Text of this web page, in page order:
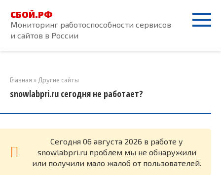
контенту
СБОЙ.РФ
Мониторинг работоспособности сервисов
и сайтов в России
Главная » Другие сайты
snowlabpri.ru сегодня не работает?
Cегодня 06 августа 2026 в работе у
snowlabpri.ru проблем мы не обнаружили
или получили мало жалоб от пользователей.